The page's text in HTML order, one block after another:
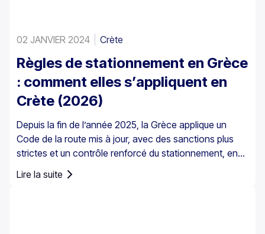
02 JANVIER 2024 Crète
Règles de stationnement en Grèce
: comment elles s’appliquent en
Crète (2026)
Depuis la fin de l’année 2025, la Grèce applique un
Code de la route mis à jour, avec des sanctions plus
strictes et un contrôle renforcé du stationnement, en
particulier dans les centres-villes, les ports, les zones
piétonnes et les zones de stationnement réglementé.
Lire la suite